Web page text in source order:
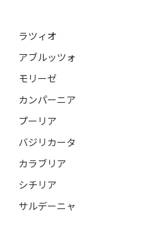
ラツィオ
アブルッツォ
モリーゼ
カンパーニア
プーリア
バジリカータ
カラブリア
シチリア
サルデーニャ